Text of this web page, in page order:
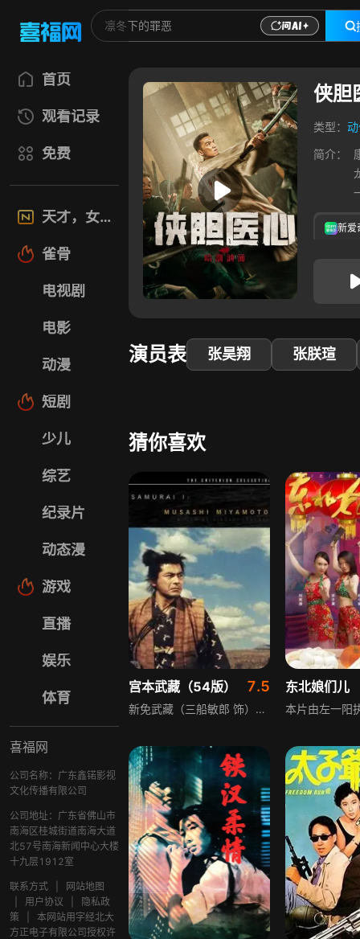
首页
观看记录
免费
天才，女友
雀骨
电视剧
电影
动漫
短剧
少儿
综艺
纪录片
动态漫
游戏
直播
娱乐
体育
喜福网
公司名称：广东鑫锘影视
文化传播有限公司
公司地址：广东省佛山市
南海区桂城街道南海大道
北57号南海新闻中心大楼
十九层1912室
联系方式
网站地图
用户协议
隐私政
策
本网站用字经北大
方正电子有限公司授权许
侠胆
类型：
简介：
新爱
演员表 张昊翔 张朕瑄
猜你喜欢
宫本武藏（54版） 7.5
新免武藏（三船敏郎 饰）与好友本位田又八（三国连太郎 饰）为出人头地，参加了关原之战，但武藏这一方遭遇惨败。两个人逃亡途中迷路，幸得阿甲（水户光子 饰）和朱实（冈田茉莉子 饰）母女相救。武藏拒绝了阿甲的求爱，独身返回故乡美作，又八则抛弃老家的爱人阿通（八千草薰 饰），与阿甲结合。 武藏强闯关卡被官兵通缉，又八的母亲亦因为看不到儿子愤恨不已，武藏成了众矢之的。关键时刻僧人泽庵（尾上九郎又兵卫 饰）搭救武藏，将其吊在树上磨练意志。一代宗师宫本武藏开始经历人生第一个磨难……
东北娘们儿